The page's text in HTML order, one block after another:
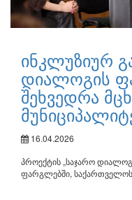
ინკლუზიურ
დიალოგის
შეხვედრა
16.04.2026
პროექტის „საჯარო
ფარგლებში, საქართველოს